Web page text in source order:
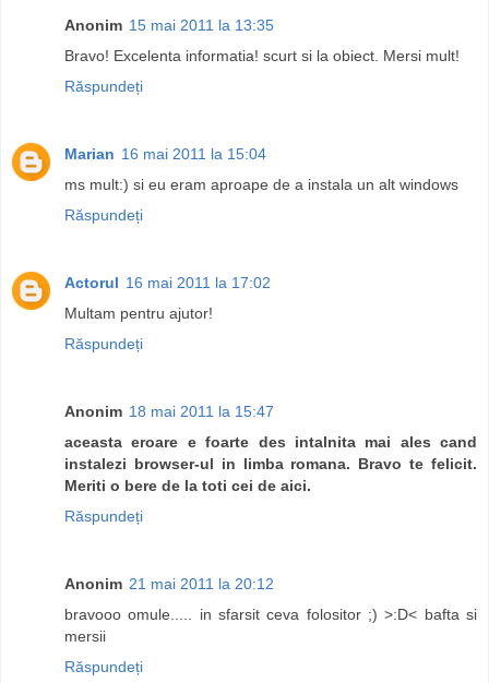
Anonim 15 mai 2011 la 13:35
Bravo! Excelenta informatia! scurt si la obiect. Mersi mult!
Răspundeți
Marian 16 mai 2011 la 15:04
ms mult:) si eu eram aproape de a instala un alt windows
Răspundeți
Actorul 16 mai 2011 la 17:02
Multam pentru ajutor!
Răspundeți
Anonim 18 mai 2011 la 15:47
aceasta eroare e foarte des intalnita mai ales cand
instalezi browser-ul in limba romana. Bravo te felicit.
Meriti o bere de la toti cei de aici.
Răspundeți
Anonim 21 mai 2011 la 20:12
bravooo omule..... in sfarsit ceva folositor ;) >:D< bafta si
mersii
Răspundeți